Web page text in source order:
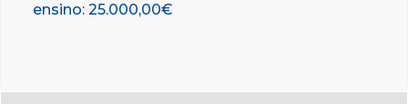
ensino: 25.000,00€